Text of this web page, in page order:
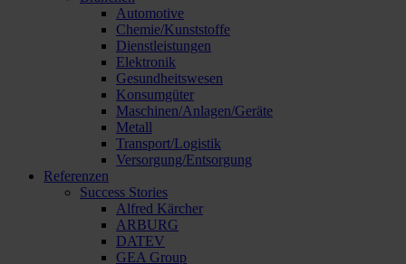
Automotive
Chemie/Kunststoffe
Dienstleistungen
Elektronik
Gesundheitswesen
Konsumgüter
Maschinen/Anlagen/Geräte
Metall
Transport/Logistik
Versorgung/Entsorgung
Referenzen
Success Stories
Alfred Kärcher
ARBURG
DATEV
GEA Group